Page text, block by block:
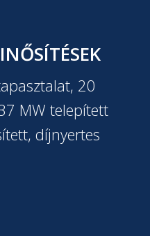
20
MW telepített
díjnyertes